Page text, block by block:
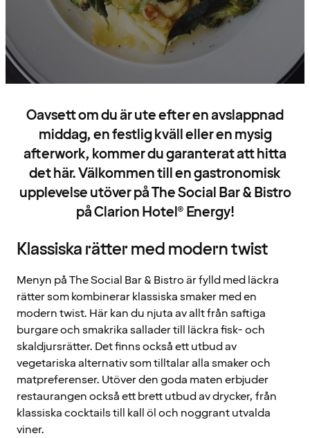
Oavsett om du är ute efter en avslappnad
middag, en festlig kväll eller en mysig
afterwork, kommer du garanterat att hitta
det här. Välkommen till en gastronomisk
upplevelse utöver på The Social Bar & Bistro
på Clarion Hotel® Energy!
Klassiska rätter med modern twist
Menyn på The Social Bar & Bistro är fylld med läckra
rätter som kombinerar klassiska smaker med en
modern twist. Här kan du njuta av allt från saftiga
burgare och smakrika sallader till läckra fisk- och
skaldjursrätter. Det finns också ett utbud av
vegetariska alternativ som tilltalar alla smaker och
matpreferenser. Utöver den goda maten erbjuder
restaurangen också ett brett utbud av drycker, från
klassiska cocktails till kall öl och noggrant utvalda
viner.